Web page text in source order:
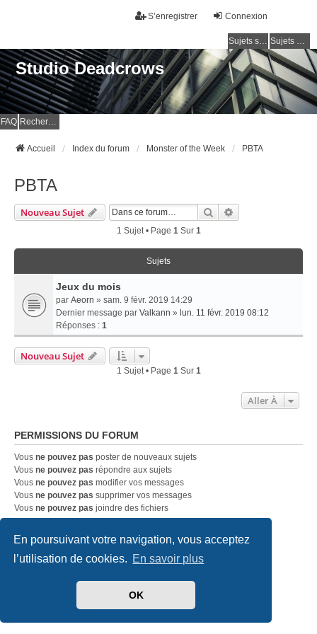
En poursuivant votre navigation, vous acceptez
l’utilisation de cookies. En savoir plus
OK
Connexion
S’enregistrer
Sujets sans réponse Sujets actifs
Studio Deadcrows
FAQ Rechercher
Accueil Index du forum Monster of the Week PBTA
PBTA
Nouveau Sujet Rechercher
1 Sujet • Page 1Sur 1
Sujets
Jeux du mois
par Aeorn » sam. 9 févr. 2019 14:29
Dernier message par Valkann » lun. 11 févr. 2019 08:12
Réponses : 1
Nouveau Sujet
1 Sujet • Page 1Sur 1
Aller À
PERMISSIONS DU FORUM
Vous ne pouvez pas poster de nouveaux sujets
Vous ne pouvez pas répondre aux sujets
Vous ne pouvez pas modifier vos messages
Vous ne pouvez pas supprimer vos messages
Vous ne pouvez pas joindre des fichiers
Accueil Index du forum Nous contacter